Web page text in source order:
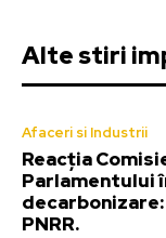
Alte stiri
Afaceri si Industrii
Reacția
Parlamentului
PNRR.